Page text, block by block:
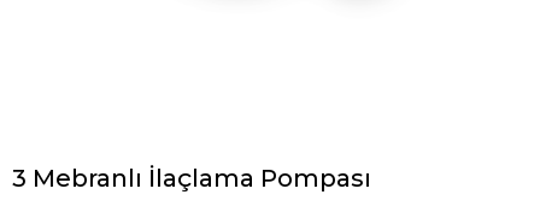
3 Mebranlı İlaçlama Pompası